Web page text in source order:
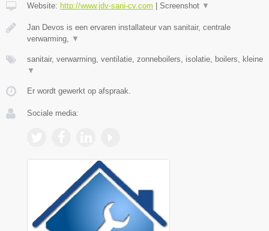
Website: http://www.jdv-sani-cv.com Screenshot ▼
Jan Devos is een ervaren installateur van sanitair, centrale
verwarming,
▼
sanitair, verwarming, ventilatie, zonneboilers, isolatie, boilers, kleine
▼
Er wordt gewerkt op afspraak.
Sociale media: